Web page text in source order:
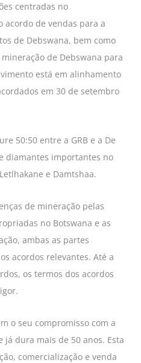
centradas no
acordo de vendas para a
de Debswana, bem como
de Debswana para
está em alinhamento
em 30 de setembro
50:50 entre a GRB e a De
diamantes importantes no
e Damtshaa.
de mineração pelas
no Botswana e as
ambas as partes
acordos relevantes. Até a
os termos dos acordos
o seu compromisso com a
dura mais de 50 anos. Esta
comercialização e venda